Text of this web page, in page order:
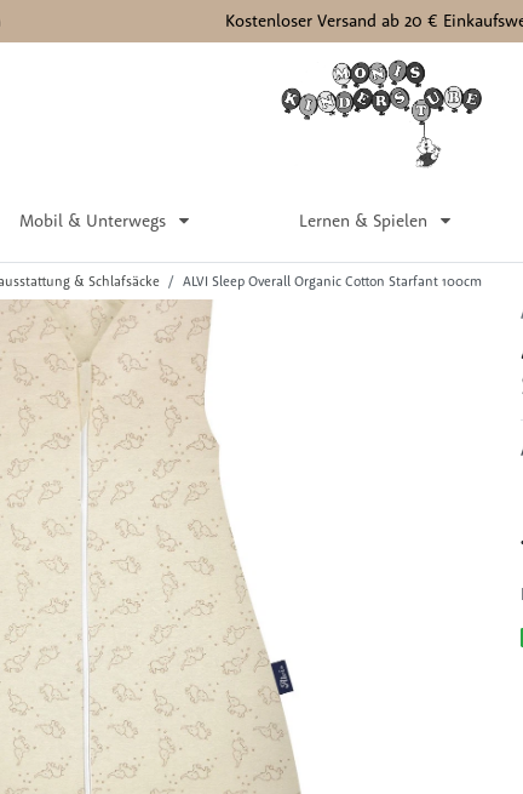
Kostenloser Versand ab 20 €
Mobil & Unterwegs Lernen & Spielen
& Schlafsäcke
ALVI Sleep Overall Organic Cotton Starfant 100cm